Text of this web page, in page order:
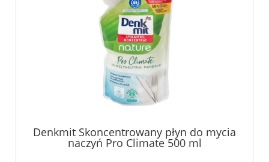
Denkmit Skoncentrowany płyn do mycia
naczyń Pro Climate 500 ml